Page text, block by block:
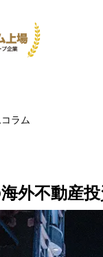
コラム
外不動産